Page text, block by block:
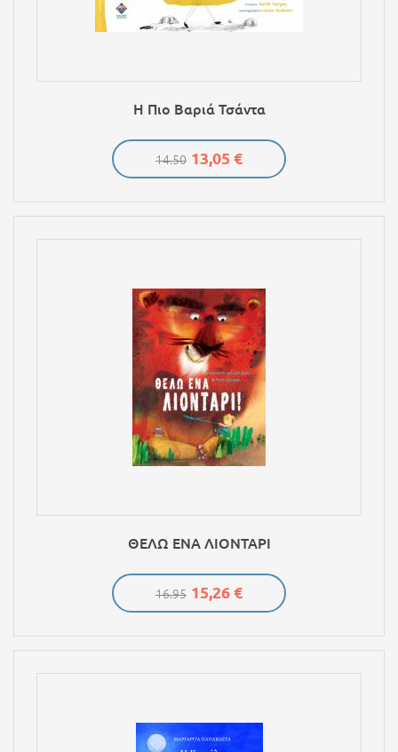
Η Πιο Βαριά Τσάντα
14.50 13,05 €
ΘΕΛΩ ΕΝΑ ΛΙΟΝΤΑΡΙ
16.95 15,26 €